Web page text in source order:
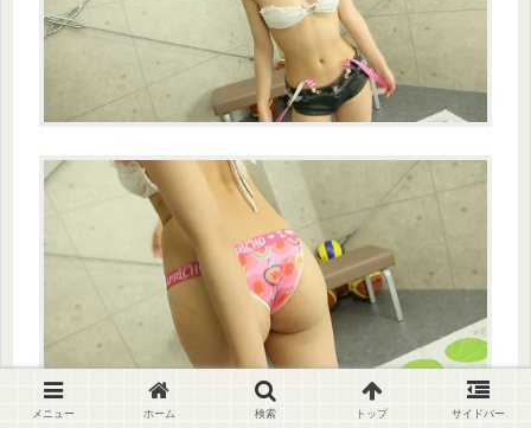
メニュー ホーム 検索 トップ サイドバー